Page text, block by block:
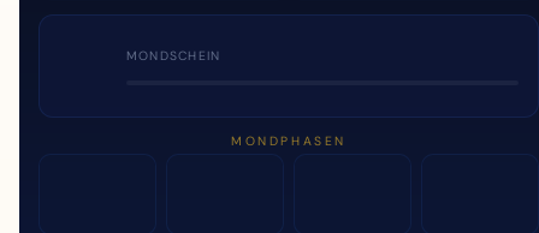
MONDSCHEIN
MONDPHASEN